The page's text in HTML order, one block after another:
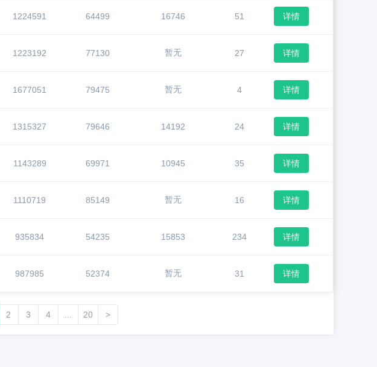
1224591 64499 16746 51 详情
1223192 77130 暂无 27 详情
1677051 79475 暂无 4 详情
1315327 79646 14192 24 详情
1143289 69971 10945 35 详情
1110719 85149 暂无 16 详情
935834 54235 15853 234 详情
987985 52374 暂无 31 详情
2 3 4 20 >